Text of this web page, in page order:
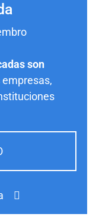
son
empresas,